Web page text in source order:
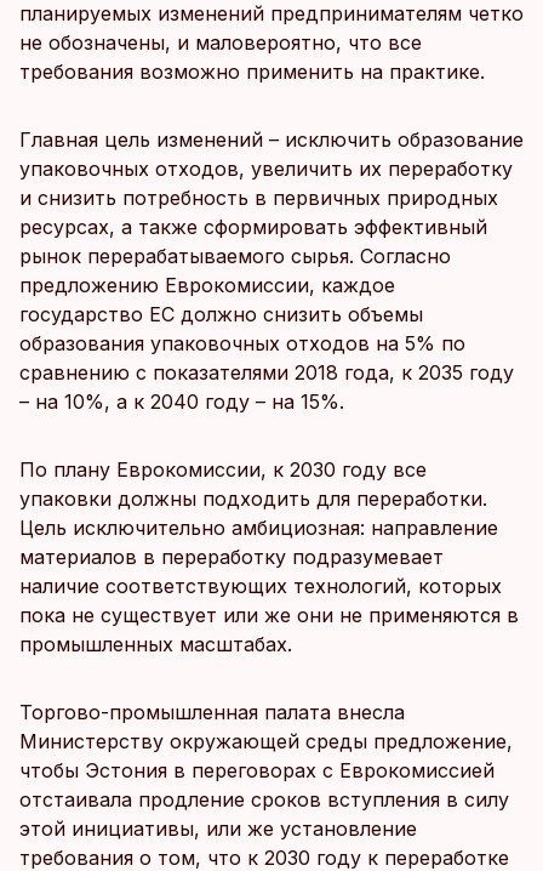
планируемых изменений предпринимателям четко
не обозначены, и маловероятно, что все
требования возможно применить на практике.
Главная цель изменений – исключить образование
упаковочных отходов, увеличить их переработку
и снизить потребность в первичных природных
ресурсах, а также сформировать эффективный
рынок перерабатываемого сырья. Согласно
предложению Еврокомиссии, каждое
государство ЕС должно снизить объемы
образования упаковочных отходов на 5% по
сравнению с показателями 2018 года, к 2035 году
– на 10%, а к 2040 году – на 15%.
По плану Еврокомиссии, к 2030 году все
упаковки должны подходить для переработки.
Цель исключительно амбициозная: направление
материалов в переработку подразумевает
наличие соответствующих технологий, которых
пока не существует или же они не применяются в
промышленных масштабах.
Торгово-промышленная палата внесла
Министерству окружающей среды предложение,
чтобы Эстония в переговорах с Еврокомиссией
отстаивала продление сроков вступления в силу
этой инициативы, или же установление
требования о том, что к 2030 году к переработке